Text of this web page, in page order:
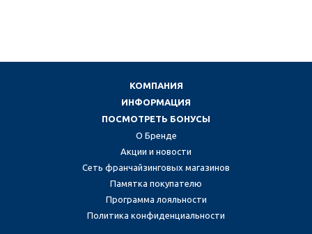
КОМПАНИЯ
ИНФОРМАЦИЯ
ПОСМОТРЕТЬ БОНУСЫ
О Бренде
Акции и новости
Сеть франчайзинговых магазинов
Памятка покупателю
Программа лояльности
Политика конфиденциальности